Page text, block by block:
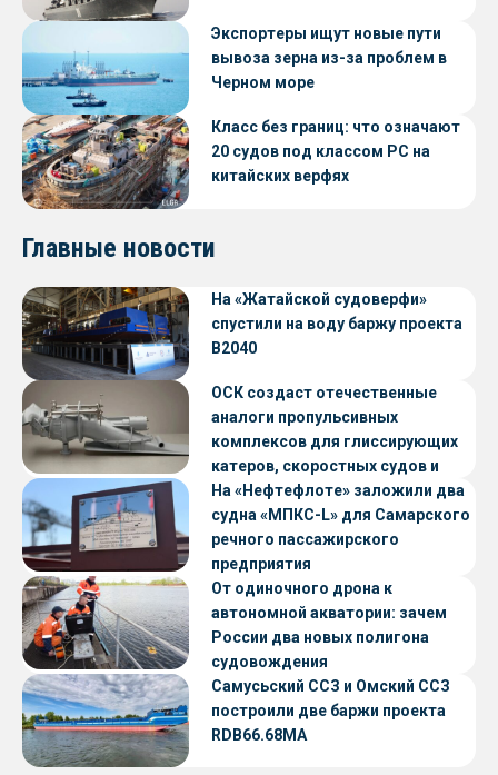
Экспортеры ищут новые пути
вывоза зерна из-за проблем в
Черном море
Класс без границ: что означают
20 судов под классом РС на
китайских верфях
Главные новости
На «Жатайской судоверфи»
спустили на воду баржу проекта
В2040
ОСК создаст отечественные
аналоги пропульсивных
комплексов для глиссирующих
катеров, скоростных судов и
судов с малой осадкой
На «Нефтефлоте» заложили два
судна «МПКС-L» для Самарского
речного пассажирского
предприятия
От одиночного дрона к
автономной акватории: зачем
России два новых полигона
судовождения
Самусьский ССЗ и Омский ССЗ
построили две баржи проекта
RDB66.68МА